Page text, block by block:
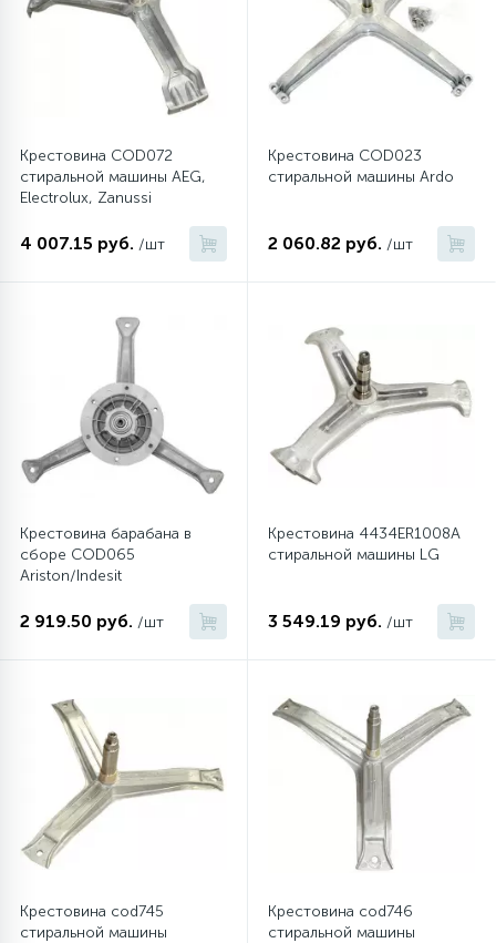
Шлейфы дверей
Фильтры для воды
Вентили, проколки
Фильтры осушители
Фильтры разборные
Шаровые вентили
Электрокомпоненты
Крестовина COD072
стиральной машины AEG,
Electrolux, Zanussi
4 007.15 руб. /шт
Крестовина COD023
стиральной машины Ardo
2 060.82 руб. /шт
Крестовина барабана в
сборе COD065
Ariston/Indesit
2 919.50 руб. /шт
Крестовина 4434ER1008A
стиральной машины LG
3 549.19 руб. /шт
Крестовина cod745
стиральной машины
Крестовина cod746
стиральной машины